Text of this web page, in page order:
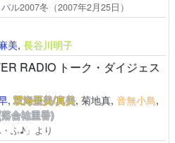
ル2007冬（2007年2月25日）
美, 長谷川明子
RADIO トーク・ダイジェス
,双海亜美/真美, 菊地真, 音無小鳥,
合祐里香)
ふ♪」より